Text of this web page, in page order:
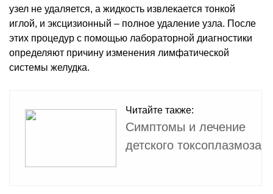
узел не удаляется, а жидкость извлекается тонкой
иглой, и эксцизионный – полное удаление узла. После
этих процедур с помощью лабораторной диагностики
определяют причину изменения лимфатической
системы желудка.
Читайте также:
Симптомы и лечение
детского токсоплазмоза